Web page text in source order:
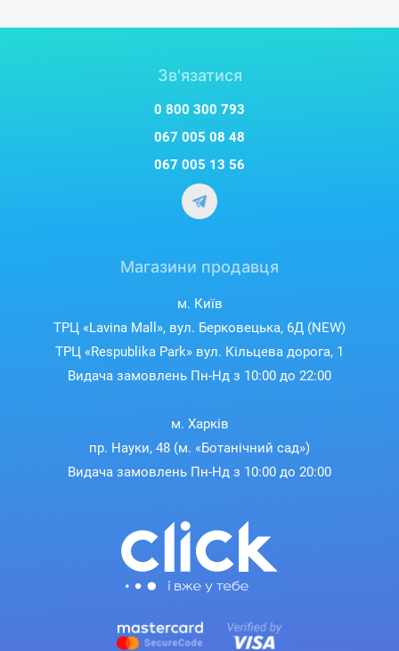
Зв'язатися
0 800 300 793
067 005 08 48
067 005 13 56
Магазини продавця
м. Київ
ТРЦ «Lavina Mall», вул. Берковецька, 6Д (NEW)
ТРЦ «Respublika Park» вул. Кільцева дорога, 1
Видача замовлень Пн-Нд з 10:00 до 22:00
м. Харків
пр. Науки, 48 (м. «Ботанічний сад»)
Видача замовлень Пн-Нд з 10:00 до 20:00